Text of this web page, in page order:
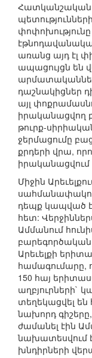
Հատկանշական
առանց այդ էլ
ապացույցն են
դաշնակիցներ
այլ
իրականացվող
թուրք-
ջերմացումը
քրդերի վրա,
իրականացվում
Միջին
դեպք կապված է
հետ:
Ամմանում
բարեգործական
Արեւելքի
համագումարը,
150 հայ
աղբյուրների`
տեղեկացվել
նախորդ
ժամանել էին
նախատեսվում
խնդիրների